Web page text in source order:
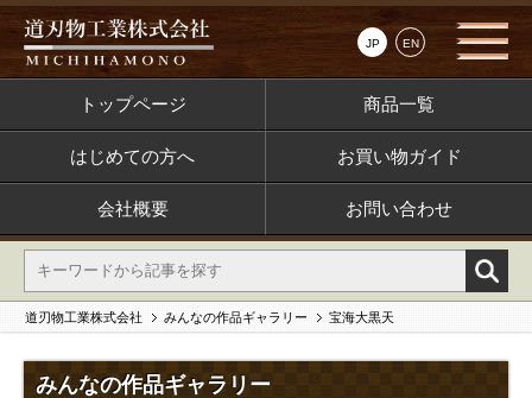
JP EN
トップページ 商品一覧
はじめての方へ お買い物ガイド
会社概要 お問い合わせ
道刃物工業株式会社 みんなの作品ギャラリー 宝海大黒天
みんなの作品ギャラリー